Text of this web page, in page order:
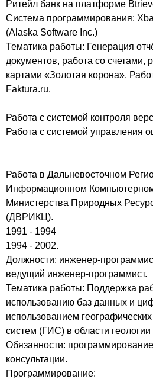
Ритейл банк на платформе
Система программирования:
(Alaska Software Inc.)
Тематика работы: Генерация
документов, работа со счетами,
картами «Золотая корона».
Faktura.ru.
Работа с системой контроля
Работа с системой управления
Работа в Дальневосточном
Информационном
Министерства Природных
(ДВРИКЦ).
1991 - 1994
1994 - 2002.
Должности: инженер-
ведущий инженер-программист.
Тематика работы: Поддержка
использованию баз данных и
использованием
систем (ГИС) в области
Обязанности:
консультации.
Программирование: